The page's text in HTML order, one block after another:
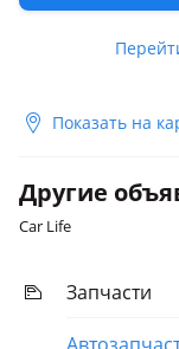
автомагазине Car
Показать на
Другие
Car Life
Запчасти